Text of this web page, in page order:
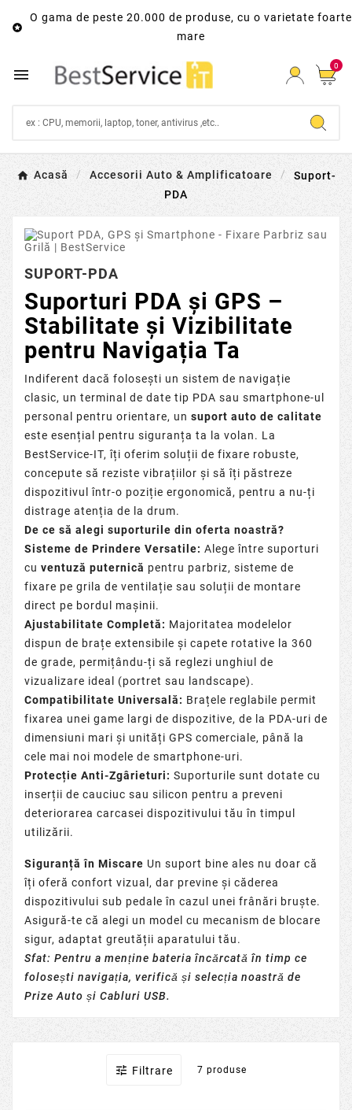

O gama de peste 20.000 de produse, cu o varietate foarte
mare
 0
Acasă Accesorii Auto & Amplificatoare
Suport-
PDA
SUPORT-PDA
Suporturi PDA și GPS –
Stabilitate și Vizibilitate
pentru Navigația Ta
Indiferent dacă folosești un sistem de navigație
clasic, un terminal de date tip PDA sau smartphone-ul
personal pentru orientare, un suport auto de calitate
este esențial pentru siguranța ta la volan. La
BestService-IT, îți oferim soluții de fixare robuste,
concepute să reziste vibrațiilor și să îți păstreze
dispozitivul într-o poziție ergonomică, pentru a nu-ți
distrage atenția de la drum.
De ce să alegi suporturile din oferta noastră?
Sisteme de Prindere Versatile: Alege între suporturi
cu ventuză puternică pentru parbriz, sisteme de
fixare pe grila de ventilație sau soluții de montare
direct pe bordul mașinii.
Ajustabilitate Completă: Majoritatea modelelor
dispun de brațe extensibile și capete rotative la 360
de grade, permițându-ți să reglezi unghiul de
vizualizare ideal (portret sau landscape).
Compatibilitate Universală: Brațele reglabile permit
fixarea unei game largi de dispozitive, de la PDA-uri de
dimensiuni mari și unități GPS comerciale, până la
cele mai noi modele de smartphone-uri.
Protecție Anti-Zgârieturi: Suporturile sunt dotate cu
inserții de cauciuc sau silicon pentru a preveni
deteriorarea carcasei dispozitivului tău în timpul
utilizării.
Siguranță în Miscare Un suport bine ales nu doar că
îți oferă confort vizual, dar previne și căderea
dispozitivului sub pedale în cazul unei frânări bruște.
Asigură-te că alegi un model cu mecanism de blocare
sigur, adaptat greutății aparatului tău.
Sfat: Pentru a menține bateria încărcată în timp ce
folosești navigația, verifică și selecția noastră de
Prize Auto și Cabluri USB.
 Filtrare 7 produse